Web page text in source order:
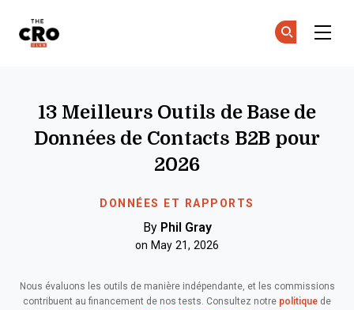
DONNÉES ET RAPPORTS
13 Meilleurs Outils de Base de
Données de Contacts B2B pour
2026
By Phil Gray
on May 21, 2026
Nous évaluons les outils de manière indépendante, et les commissions
contribuent au financement de nos tests. Consultez notre politique de